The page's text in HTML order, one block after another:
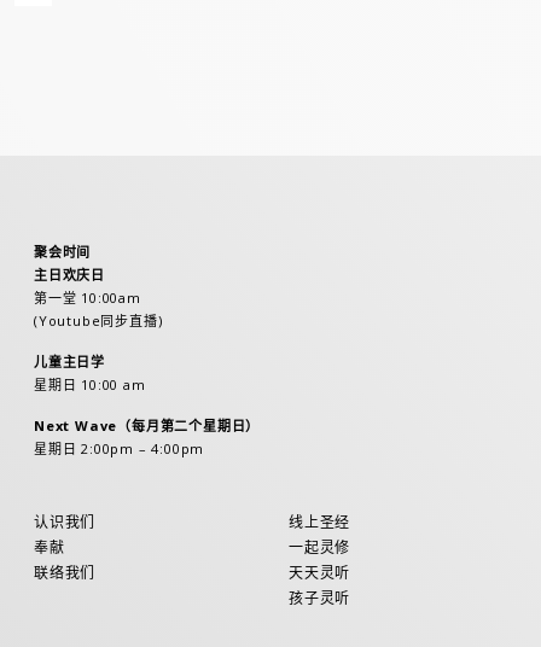
聚会时间
主日欢庆日
第一堂 10:00am
(Youtube同步直播)
儿童主日学
星期日 10:00 am
Next Wave（每月第二个星期日）
星期日 2:00pm – 4:00pm
认识我们
奉献
联络我们
线上圣经
一起灵修
天天灵听
孩子灵听